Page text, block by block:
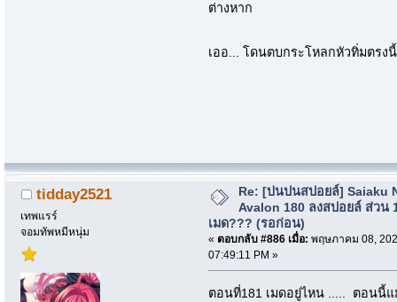
ต่างหาก
เออ... โดนตบกระโหลกหัวทิ่มตร
tidday2521
เทพแรร์
จอมทัพหมีหนุ่ม
Re: [บ่นปนสปอยล์] Saiaku
Avalon 180 ลงสปอยล์ ส่วน
เมด??? (รอก่อน)
« ตอบกลับ #886 เมื่อ: พฤษภาคม 08,
07:49:11 PM »
ตอนที่181 เมดอยู่ไหน ..... ตอนนี้